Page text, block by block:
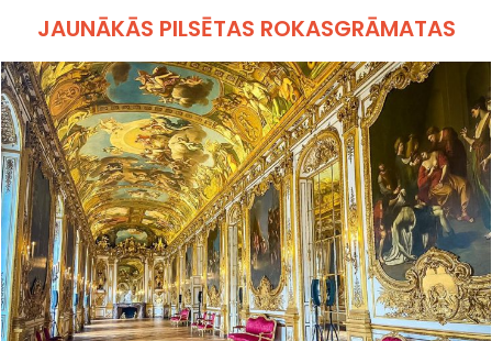
JAUNĀKĀS PILSĒTAS ROKASGRĀMATAS